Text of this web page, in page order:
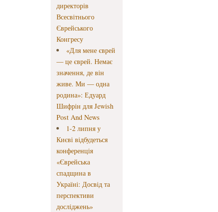
директорів
Всесвітнього
Єврейського
Конгресу
«Для мене єврей
— це єврей. Немає
значення, де він
живе. Ми — одна
родина»: Едуард
Шифрін для Jewish
Post And News
1-2 липня у
Києві відбудеться
конференція
«Єврейська
спадщина в
Україні: Досвід та
перспективи
досліджень»